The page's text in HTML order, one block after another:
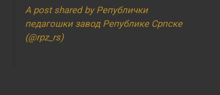
A post shared by Републички
педагошки завод Републике Српске
(@rpz_rs)